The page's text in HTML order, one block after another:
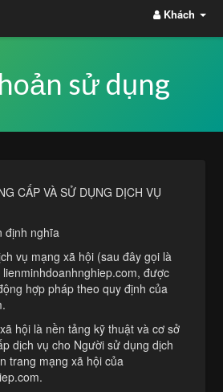
Khách
sử dụng
CẤP VÀ SỬ DỤNG DỊCH VỤ
định nghĩa
vụ mạng xã hội (sau đây gọi là
lienminhdoanhnghiep.com, được
hợp pháp theo quy định của
hội là nền tảng kỹ thuật và cơ sở
dịch vụ cho Người sử dụng dịch
trang mạng xã hội của